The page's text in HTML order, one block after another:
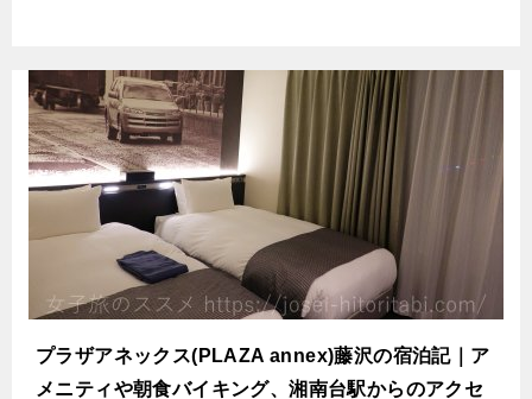
プラザアネックス(PLAZA annex)藤沢の宿泊記｜ア
メニティや朝食バイキング、湘南台駅からのアクセ